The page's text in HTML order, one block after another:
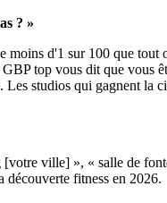
? »
d'1 sur 100 que
top vous dit que vous
studios qui gagnent
ville] », « salle de
fitness en 2026.